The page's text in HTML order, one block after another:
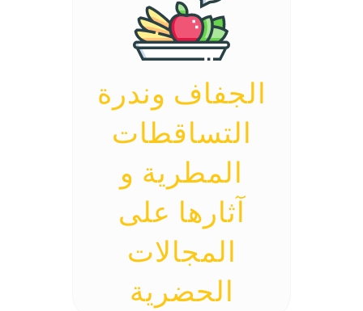
الجفاف وندرة
التساقطات
المطرية و
آثارها على
المجالات
الحضرية